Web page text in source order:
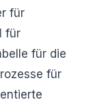
für
für
für die
für